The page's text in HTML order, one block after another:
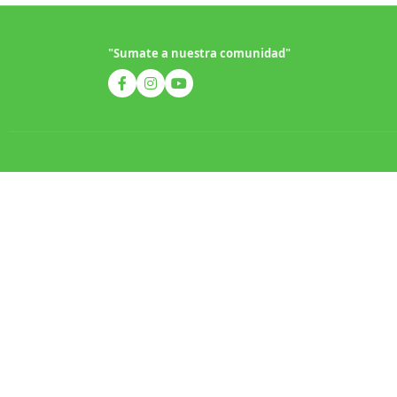
"Sumate a nuestra comunidad"